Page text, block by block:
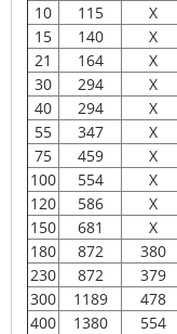
10
115 X
15
140 X
21
164 X
30
294 X
40
294 X
55
347 X
75
459 X
100
554 X
120
586 X
150
681 X
180
872 380
230
872 379
300
1189 478
400
1380 554